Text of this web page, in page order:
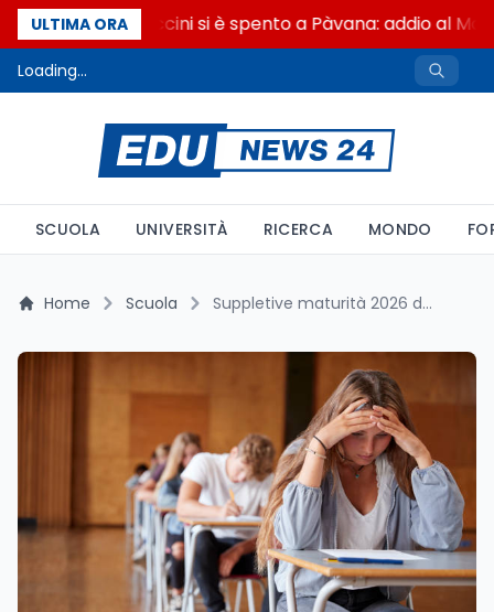
ULTIMA ORA
Francesco Guccini si è spento a Pàvana: addio al
Loading...
SCUOLA UNIVERSITÀ RICERCA MONDO
Home Scuola Suppletive maturità 2026 dal 1° luglio: i tempi stretti per gli assenti